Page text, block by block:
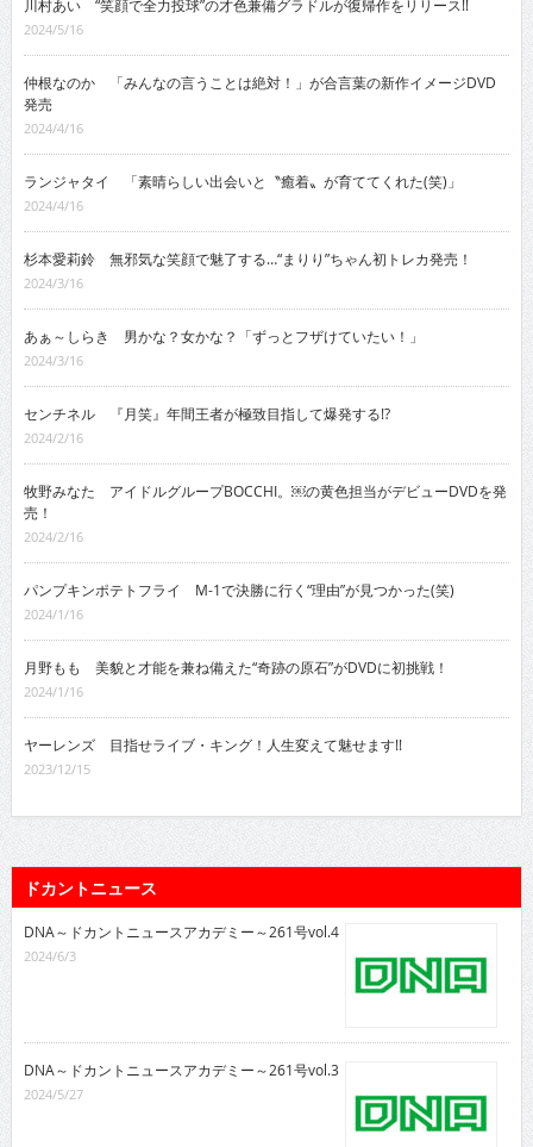
川村あい “笑顔で全力投球”の才色兼備グラドルが復帰作をリリース!!
2024/5/16
仲根なのか 「みんなの言うことは絶対！」が合言葉の新作イメージDVD
発売
2024/4/16
ランジャタイ 「素晴らしい出会いと〝癒着〟が育ててくれた(笑)」
2024/4/16
杉本愛莉鈴 無邪気な笑顔で魅了する…“まりり”ちゃん初トレカ発売！
2024/3/16
あぁ～しらき 男かな？女かな？「ずっとフザけていたい！」
2024/3/16
センチネル 『月笑』年間王者が極致目指して爆発する!?
2024/2/16
牧野みなた アイドルグループBOCCHI。￼の黄色担当がデビューDVDを発
売！
2024/2/16
パンプキンポテトフライ M-1で決勝に行く“理由”が見つかった(笑)
2024/1/16
月野もも 美貌と才能を兼ね備えた“奇跡の原石”がDVDに初挑戦！
2024/1/16
ヤーレンズ 目指せライブ・キング！人生変えて魅せます!!
2023/12/15
ドカントニュース
DNA～ドカントニュースアカデミー～261号vol.4
2024/6/3
DNA～ドカントニュースアカデミー～261号vol.3
2024/5/27